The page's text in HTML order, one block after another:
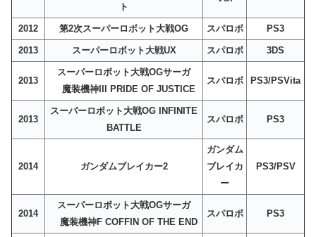
ト
2012 第2次スーパーロボット大戦OG スパロボ PS3
2013 スーパーロボット大戦UX スパロボ 3DS
2013
スーパーロボット大戦OGサーガ
魔装機神III PRIDE OF JUSTICE
スパロボ PS3/PSVita
2013
スーパーロボット大戦OG INFINITE
BATTLE
スパロボ PS3
2014 ガンダムブレイカー2
ガンダム
ブレイカ
ー
PS3/PSV
2014
スーパーロボット大戦OGサーガ
魔装機神F COFFIN OF THE END
スパロボ PS3